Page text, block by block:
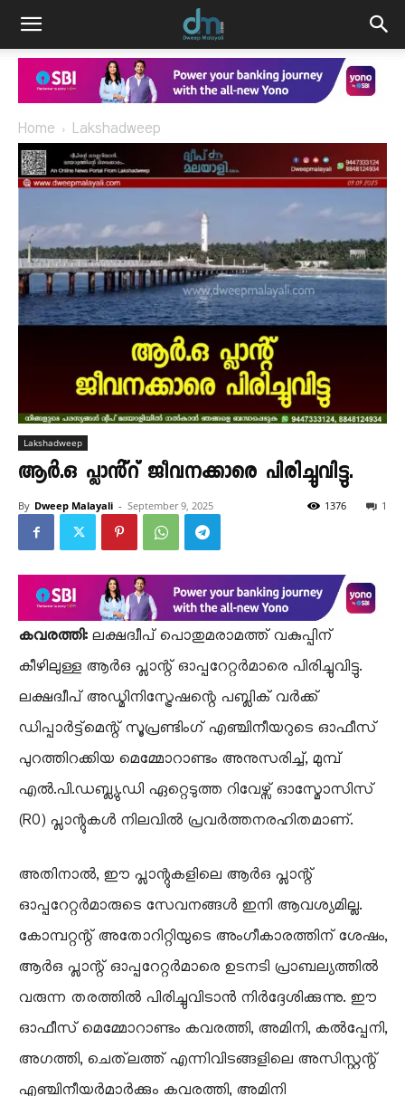
Home Lakshadweep
Lakshadweep
ആർ.ഒ പ്ലാൻ്റ് ജീവനക്കാരെ പിരിച്ചുവിട്ടു.
By Dweep Malayali - September 9, 2025 1
1376
കവരത്തി:ലക്ഷദ്വീപ് പൊതുമരാമത്ത് വകുപ്പിന്
കീഴിലുള്ള ആർഒ പ്ലാന്റ് ഓപ്പറേറ്റർമാരെ പിരിച്ചുവിട്ടു.
ലക്ഷദ്വീപ് അഡ്മിനിസ്ട്രേഷന്റെ പബ്ലിക് വർക്ക്
ഡിപ്പാർട്ട്മെന്റ് സൂപ്രണ്ടിംഗ് എഞ്ചിനീയറുടെ ഓഫീസ്
പുറത്തിറക്കിയ മെമ്മോറാണ്ടം അനുസരിച്ച്, മുമ്പ്
എൽ.പി.ഡബ്ല്യു.ഡി ഏറ്റെടുത്ത റിവേഴ്സ് ഓസ്മോസിസ്
(RO) പ്ലാന്റുകൾ നിലവിൽ പ്രവർത്തനരഹിതമാണ്.
അതിനാൽ, ഈ പ്ലാന്റുകളിലെ ആർഒ പ്ലാന്റ്
ഓപ്പറേറ്റർമാരുടെ സേവനങ്ങൾ ഇനി ആവശ്യമില്ല.
കോമ്പറ്റന്റ് അതോറിറ്റിയുടെ അംഗീകാരത്തിന് ശേഷം,
ആർഒ പ്ലാന്റ് ഓപ്പറേറ്റർമാരെ ഉടനടി പ്രാബല്യത്തിൽ
വരുന്ന തരത്തിൽ പിരിച്ചുവിടാൻ നിർദ്ദേശിക്കുന്നു. ​ഈ
ഓഫീസ്‌ മെമ്മോറാണ്ടം കവരത്തി, അമിനി, കൽപ്പേനി,
അഗത്തി, ചെത്‌ലത്ത് എന്നിവിടങ്ങളിലെ അസിസ്റ്റന്റ്
എഞ്ചിനീയർമാർക്കും കവരത്തി, അമിനി